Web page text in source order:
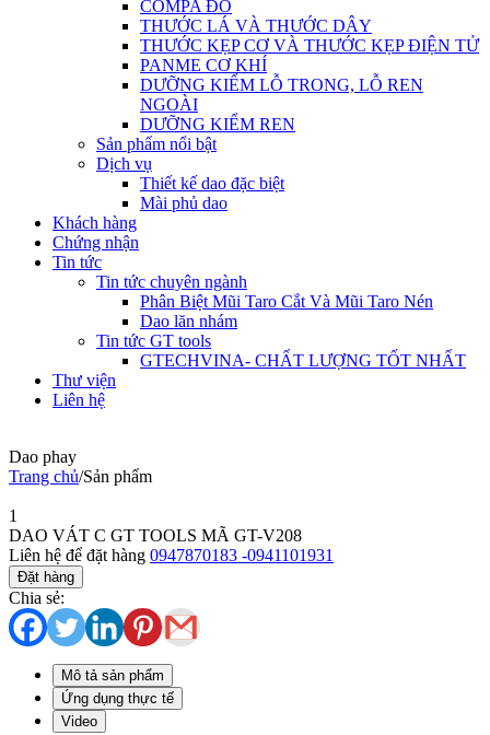
COMPA ĐO
THƯỚC LÁ VÀ THƯỚC DÂY
THƯỚC KẸP CƠ VÀ THƯỚC KẸP ĐIỆN TỬ
PANME CƠ KHÍ
DƯỠNG KIỂM LỖ TRONG, LỖ REN
NGOÀI
DƯỠNG KIỂM REN
Sản phẩm nổi bật
Dịch vụ
Thiết kế dao đặc biệt
Mài phủ dao
Khách hàng
Chứng nhận
Tin tức
Tin tức chuyên ngành
Phân Biệt Mũi Taro Cắt Và Mũi Taro Nén
Dao lăn nhám
Tin tức GT tools
GTECHVINA- CHẤT LƯỢNG TỐT NHẤT
Thư viện
Liên hệ
Dao phay
Trang chủ/Sản phẩm
1
DAO VÁT C GT TOOLS MÃ GT-V208
Liên hệ để đặt hàng 0947870183 -0941101931
Đặt hàng
Chia sẻ:
Mô tả sản phẩm
Ứng dụng thực tế
Video